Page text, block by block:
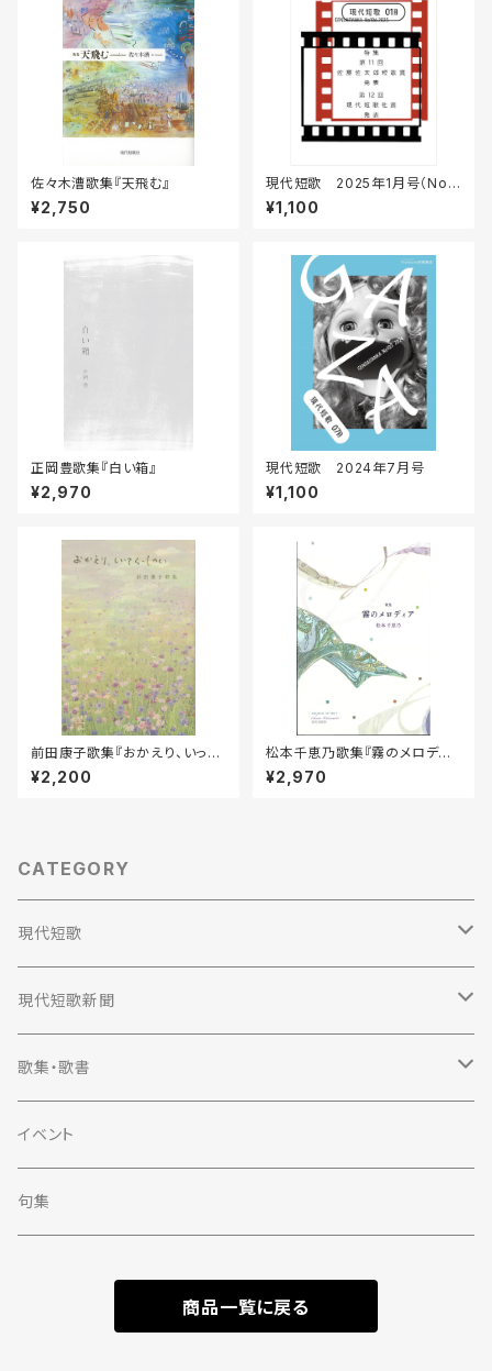
佐々木漕歌集『天飛む』
¥2,750
現代短歌 2025年1月号（No.1
06）
¥1,100
正岡豊歌集『白い箱』
¥2,970
現代短歌 2024年7月号
¥1,100
前田康子歌集『おかえり、いって
らっしゃい』
¥2,200
松本千恵乃歌集『霧のメロディ
ア』
¥2,970
CATEGORY
現代短歌
定期購読
2023年
2022年
2021年
現代短歌新聞
定期購読
2023年
2022年
歌集・歌書
歌集
単行本
評論
現代短歌社選書
イベント
句集
商品一覧に戻る